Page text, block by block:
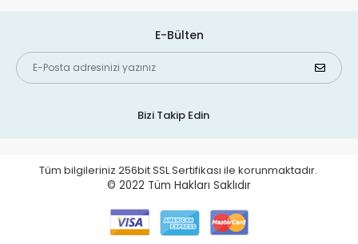
E-Bülten
Bizi Takip Edin
Tüm bilgileriniz 256bit SSL Sertifikası ile korunmaktadır.
© 2022 Tüm Hakları Saklıdır